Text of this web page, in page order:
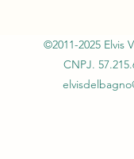
©2011-2025 Elvis
CNPJ.